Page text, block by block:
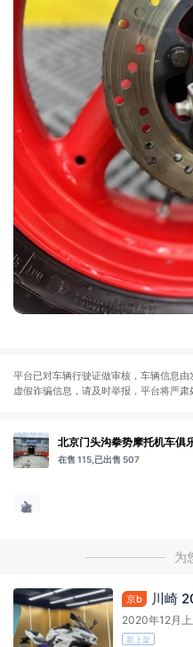
平台已对车辆行驶证做审核，车辆信息
虚假诈骗信息，请及时举报，平台将严肃
北京门头沟拳势摩托机车俱
在售 115, 已出售 507
为
京b 川崎
2020年12月
新上架